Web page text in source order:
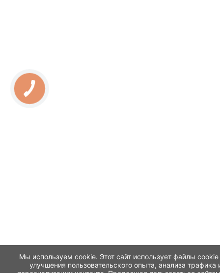
Мы используем cookie. Этот сайт использует файлы cookie
улучшения пользовательского опыта, анализа трафика